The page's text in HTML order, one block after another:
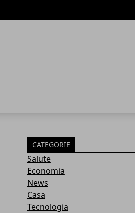
CATEGORIE
Salute
Economia
News
Casa
Tecnologia